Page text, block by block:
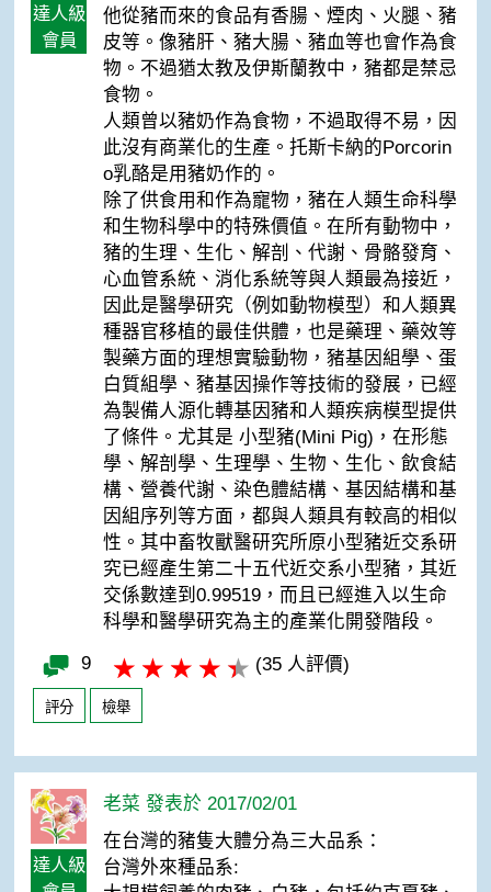
達人級
會員
他從豬而來的食品有香腸、煙肉、火腿、豬
皮等。像豬肝、豬大腸、豬血等也會作為食
物。不過猶太教及伊斯蘭教中，豬都是禁忌
食物。
人類曾以豬奶作為食物，不過取得不易，因
此沒有商業化的生產。托斯卡納的Porcorin
o乳酪是用豬奶作的。
除了供食用和作為寵物，豬在人類生命科學
和生物科學中的特殊價值。在所有動物中，
豬的生理、生化、解剖、代謝、骨骼發育、
心血管系統、消化系統等與人類最為接近，
因此是醫學研究（例如動物模型）和人類異
種器官移植的最佳供體，也是藥理、藥效等
製藥方面的理想實驗動物，豬基因組學、蛋
白質組學、豬基因操作等技術的發展，已經
為製備人源化轉基因豬和人類疾病模型提供
了條件。尤其是 小型豬(Mini Pig)，在形態
學、解剖學、生理學、生物、生化、飲食結
構、營養代謝、染色體結構、基因結構和基
因組序列等方面，都與人類具有較高的相似
性。其中畜牧獸醫研究所原小型豬近交系研
究已經產生第二十五代近交系小型豬，其近
交係數達到0.99519，而且已經進入以生命
科學和醫學研究為主的產業化開發階段。
9 (35 人評價)
評分 檢舉
達人級
老菜 發表於 2017/02/01
在台灣的豬隻大體分為三大品系：
台灣外來種品系: